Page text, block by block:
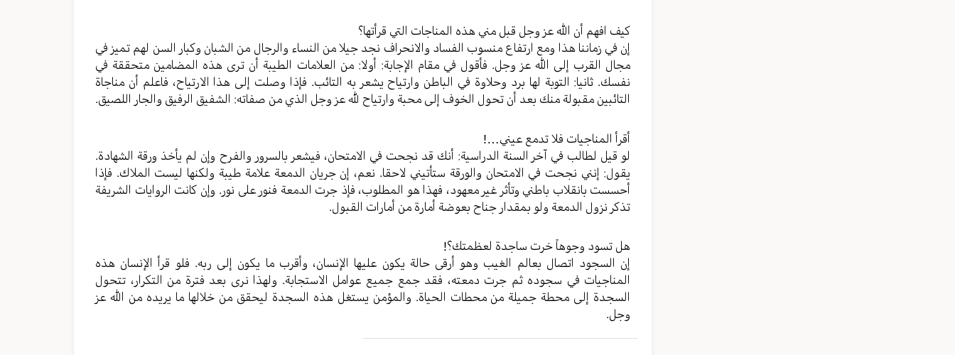
كيف افهم أن الله عز وجل قبل مني هذه المناجات التي قرأتها؟
إن في زماننا هذا ومع ارتفاع منسوب الفساد والانحراف نجد جيلا من النساء والرجال من الشبان وكبار السن لهم تميز في
مجال القرب إلى الله عز وجل. فأقول في مقام الإجابة: أولا: من العلامات الطيبة أن ترى هذه المضامين متحققة في
نفسك. ثانيا: التوبة لها برد وحلاوة في الباطن وارتياح يشعر به التائب. فإذا وصلت إلى هذا الارتياح، فاعلم أن مناجاة
التائبين مقبولة منك بعد أن تحول الخوف إلى محبة وارتياح لله عز وجل الذي من صفاته: الشفيق الرفيق والجار اللصيق.
أقرأ المناجيات فلا تدمع عيني…!
لو قيل لطالب في آخر السنة الدراسية: أنك قد نجحت في الامتحان، فيشعر بالسرور والفرح وإن لم يأخذ ورقة الشهادة.
يقول: إنني نجحت في الامتحان والورقة ستأتيني لاحقا. نعم، إن جريان الدمعة علامة طيبة ولكنها ليست الملاك. فإذا
أحسست بانقلاب باطني وتأثر غير معهود، فهذا هو المطلوب، فإذ جرت الدمعة فنور على نور. وإن كانت الروايات الشريفة
تذكر نزول الدمعة ولو بمقدار جناح بعوضة أمارة من أمارات القبول.
هل تسود وجوهاً خرت ساجدة لعظمتك؟!
إن السجود اتصال بعالم الغيب وهو أرقى حالة يكون عليها الإنسان، وأقرب ما يكون إلى ربه. فلو قرأ الإنسان هذه
المناجيات في سجوده ثم جرت دمعته، فقد جمع جميع عوامل الاستجابة. ولهذا نرى بعد فترة من التكرار، تتحول
السجدة إلى محطة جميلة من محطات الحياة. والمؤمن يستغل هذه السجدة ليحقق من خلالها ما يريده من الله عز
وجل.